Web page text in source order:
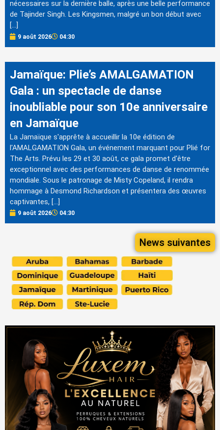
nécessaires sur la dernière balle, après une belle performance
de Tajinder Singh. Les Kingsmen, malgré un bon début avec
[…]
9 août 2026 04:30
Jamaïque: Plie’s AMALGAMATION
Gala : un spectacle de danse
inoubliable pour son 10e anniversaire
en Jamaïque
La Jamaïque s'apprête à accueillir la 10e édition de
l'AMALGAMATION Gala, un événement marquant pour Plié for
The Arts. Prévu les 29 et 30 août, ce gala promet d'être
exceptionnel avec des performances de danse de renommée
mondiale. Sous le patronage de Misty Copeland, il rendra
hommage à Desmond Richardson et présentera des œuvres
captivantes, […]
9 août 2026 04:30
News suivantes